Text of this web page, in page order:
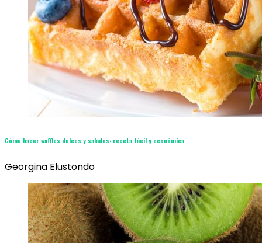
Cómo hacer waffles dulces y salados: receta fácil y económica
Georgina Elustondo